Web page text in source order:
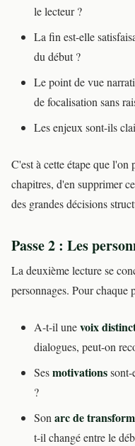
le lecteur ?
La fin est-elle
du début ?
Le point de vue
de focalisation sans
Les enjeux sont-ils
C'est à cette étape que l'on
chapitres, d'en supprimer
des grandes décisions
Passe 2 : Les
La deuxième lecture se
personnages. Pour chaque
A-t-il unevoix
dialogues, peut-on
Sesmotivationssont-
?
Sonarc de
t-il changé entre le